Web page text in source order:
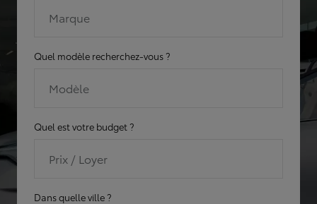
Marque
Quel modèle recherchez-vous ?
Modèle
Quel est votre budget ?
Prix / Loyer
Dans quelle ville ?